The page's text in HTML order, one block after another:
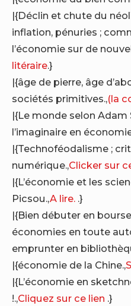
|{Déclin et chute du
inflation, pénuries ;
l’économie sur de
litéraire.}
|{âge de pierre, âge
sociétés primitives.,(la
|{Le monde selon Adam
l’imaginaire en
|{Technoféodalisme ;
numérique.,Clicker sur
|{L’économie et les
Picsou.,A lire. .}
|{Bien débuter en
économies en toute
emprunter en
|{économie de la Chine.,
|{L’économie en
!.,Cliquez sur ce lien .}